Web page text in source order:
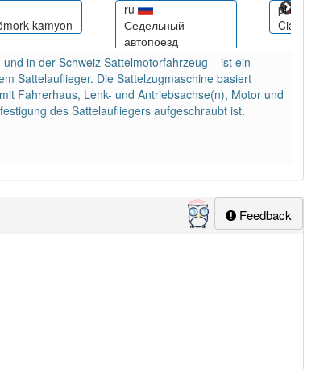
kamyon
ru
Седельный
автопоезд
pl
Ciągnik
in der Schweiz Sattelmotorfahrzeug – ist ein
Sattelauflieger. Die Sattelzugmaschine basiert
Fahrerhaus, Lenk- und Antriebsachse(n), Motor und
des Sattelaufliegers aufgeschraubt ist.
Feedback